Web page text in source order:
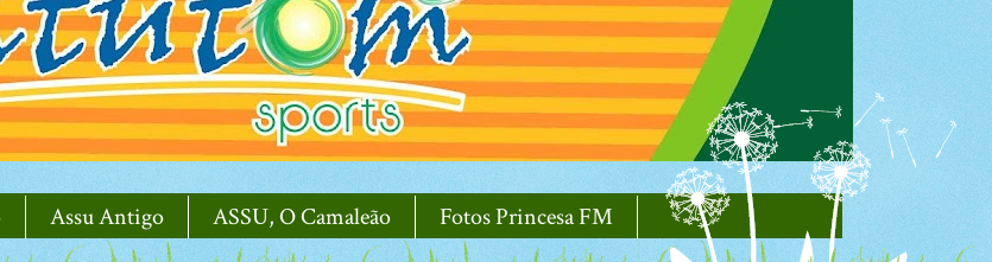
Assu Antigo ASSU, O Camaleão Fotos Princesa FM